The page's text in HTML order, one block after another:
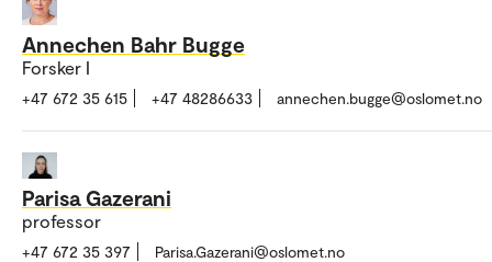
Annechen Bahr Bugge
Forsker I
+47 672 35 615 +47 48286633 annechen.bugge@oslomet.no
Parisa Gazerani
professor
+47 672 35 397 Parisa.Gazerani@oslomet.no